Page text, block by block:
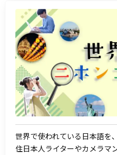
世界で使われている日本語を
住日本人ライターやカメラマ